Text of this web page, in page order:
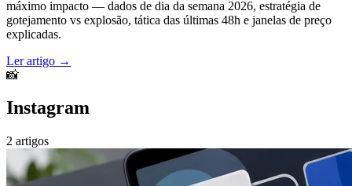
máximo impacto — dados de dia da semana 2026, estratégia de
gotejamento vs explosão, tática das últimas 48h e janelas de preço
explicadas.
Ler artigo →
📸
Instagram
2 artigos